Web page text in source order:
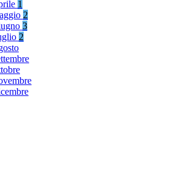
1
2
3
2